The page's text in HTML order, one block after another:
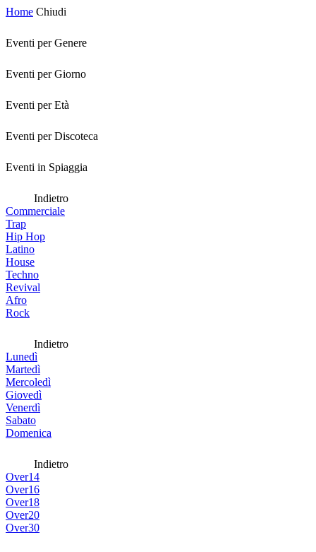
Home Chiudi
Eventi per Genere
Eventi per Giorno
Eventi per Età
Eventi per Discoteca
Eventi in Spiaggia
Indietro
Commerciale
Trap
Hip Hop
Latino
House
Techno
Revival
Afro
Rock
Indietro
Lunedì
Martedì
Mercoledì
Giovedì
Venerdì
Sabato
Domenica
Indietro
Over14
Over16
Over18
Over20
Over30